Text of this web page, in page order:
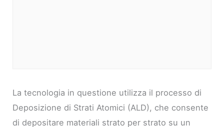
La tecnologia in questione utilizza il processo di
Deposizione di Strati Atomici (ALD), che consente
di depositare materiali strato per strato su un